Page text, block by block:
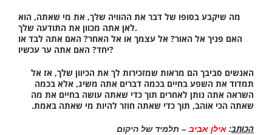
מה שיקבע בסופו של דבר את ההוויה שלך, את מי שאתה, הוא
לאן אתה מכוון את התודעה שלך.
האם פניך אל האור? אל עצמך או אל האחר? האם אתה לבד או
יחד? האם אתה ער עכשיו?
האנשים סביבך הם מראות שמזכירות לך את הכיוון שלך, אז אל
תמדוד את השפע בחיים בכמה דברים אתה משיג, אלא בכמה
השראה אתה נותן לאחרים תוך כדי שאתה עושה בחיים את מה
שאתה הכי אוהב, תוך כדי שאתה חוזר להיות מי שאתה באמת.
הכותב: אילן אביב – תלמיד של היקום